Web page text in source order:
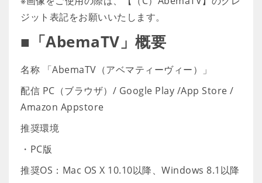
ジット表記をお願いいたします。
■「AbemaTV」概要
名称 「AbemaTV（アベマティーヴィー）」
配信 PC（ブラウザ）/ Google Play /App Store /
Amazon Appstore
推奨環境
・PC版
推奨OS：Mac OS X 10.10以降、Windows 8.1以降